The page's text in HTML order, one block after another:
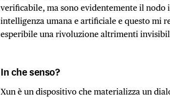
verificabile, ma sono evidentemente il nodo
intelligenza umana e artificiale e questo mi
esperibile una rivoluzione altrimenti
In che senso?
Xun è un dispositivo che materializza un